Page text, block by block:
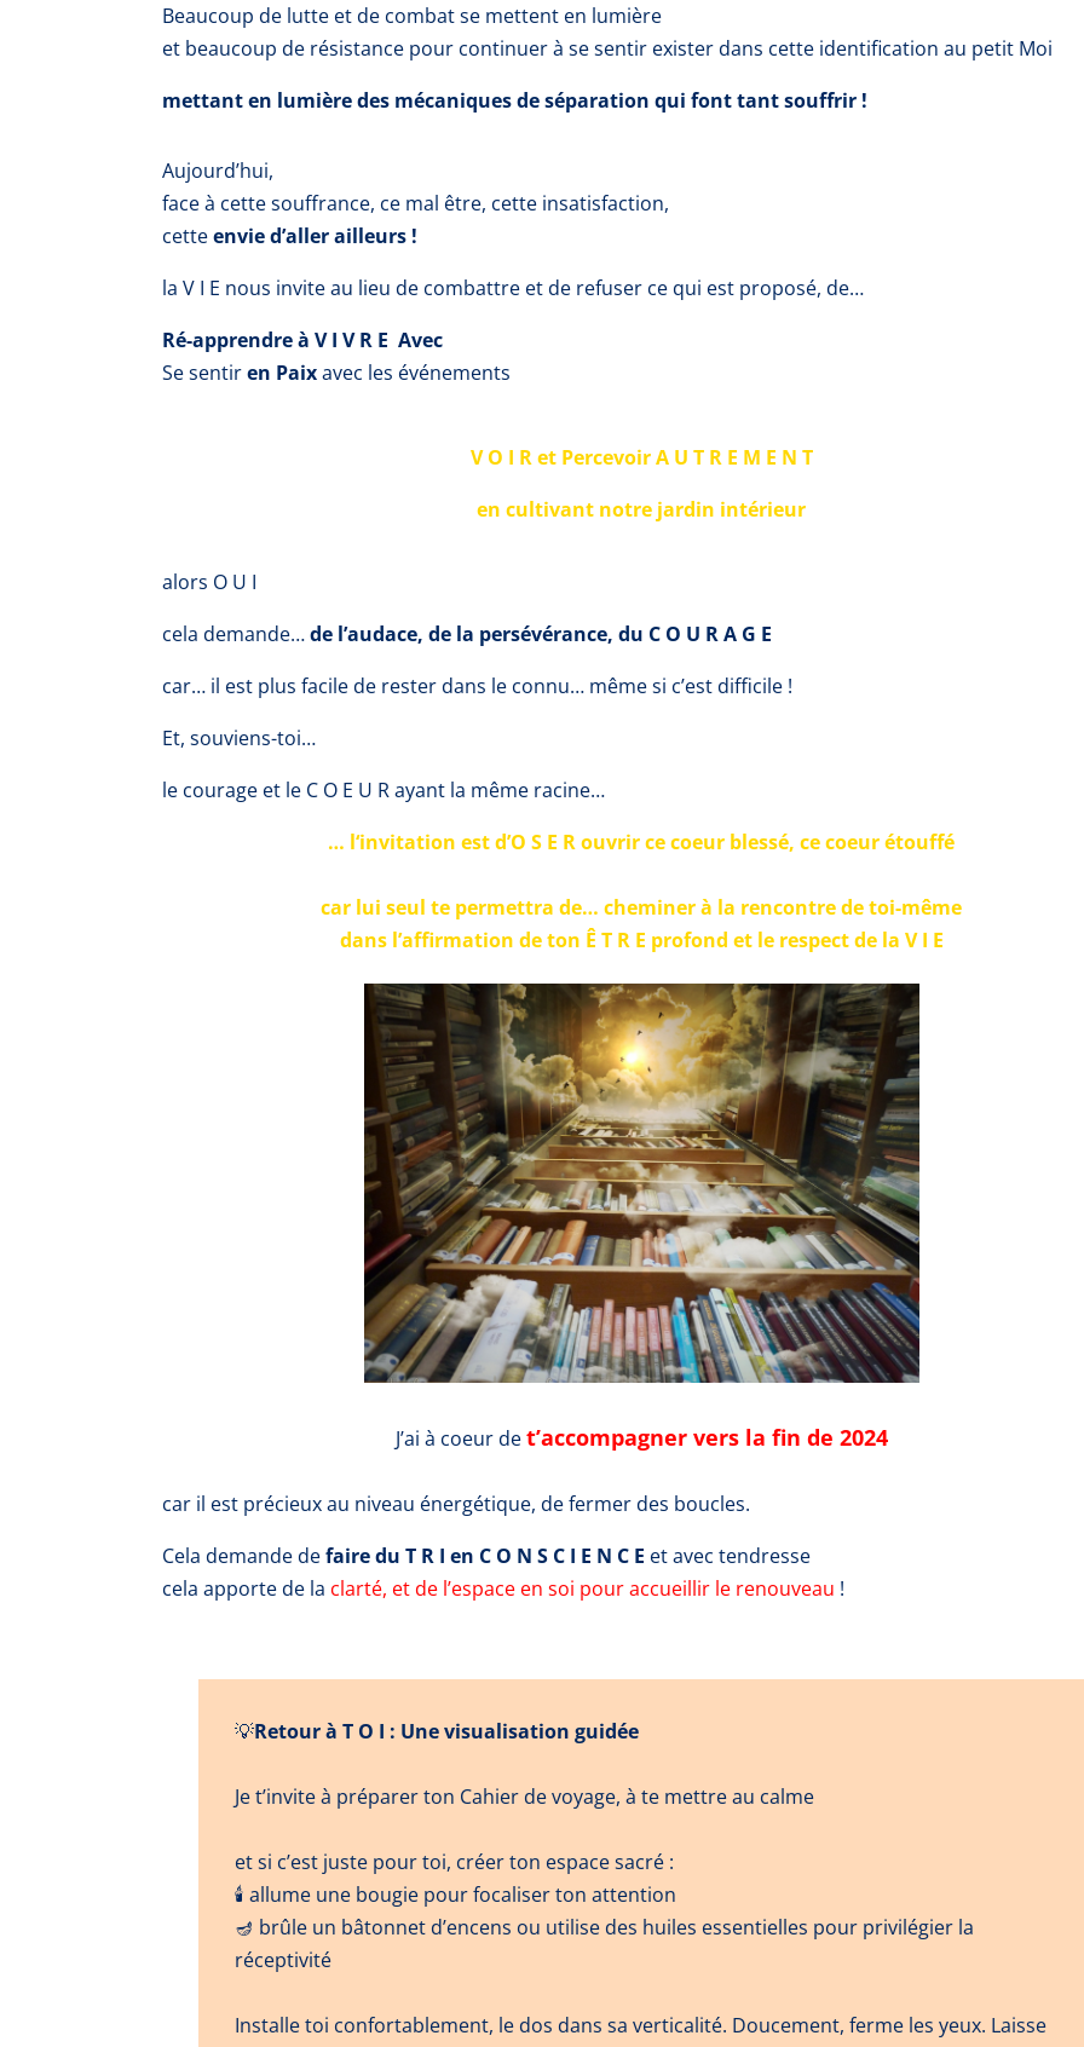
Beaucoup de lutte et de combat se mettent en lumière
et beaucoup de résistance pour continuer à se sentir exister dans cette identification au petit Moi
mettant en lumière des mécaniques de séparation qui font tant souffrir !
Aujourd’hui,
face à cette souffrance, ce mal être, cette insatisfaction,
cetteenvie d’aller ailleurs !
la V I E nous inviteau lieu de combattre et de refuser ce qui est proposé, de…
Ré-apprendre à V I V R E Avec
Se sentiren Paixavec les événements
V O I R et Percevoir A U T R E M E N T
en cultivant notre jardin intérieur
alors O U I
cela demande…de l’audace, de la persévérance, du C O U R A G E
car… il est plus facile de rester dans le connu… même si c’est difficile !
Et, souviens-toi…
le courage et le C O E U Rayant la même racine…
… l‘invitation est d’O S E R ouvrir ce coeur blessé, ce coeur étouffé
car lui seul te permettra de…cheminer à la rencontre de toi-même
dans l’affirmation de ton Ê T R E profond et le respect de la V I E
J’ai à coeur det’accompagner vers la fin de 2024
car il est précieux au niveau énergétique, de fermer des boucles.
Cela demande defaire du T R I en C O N S C I E N C E et avec tendresse
cela apporte de la clarté, et de l’espace en soi pour accueillir le renouveau !
💡Retour à T O I : Une visualisation guidée
Je t’invite à préparer ton Cahier de voyage, à te mettre au calme
et si c’est juste pour toi, créer ton espace sacré :
🕯️ allume une bougie pour focaliser ton attention
🪔 brûle un bâtonnet d’encens ou utilise des huiles essentielles pour privilégier la
réceptivité
Installe toi confortablement, le dos dans sa verticalité. Doucement, ferme les yeux. Laisse